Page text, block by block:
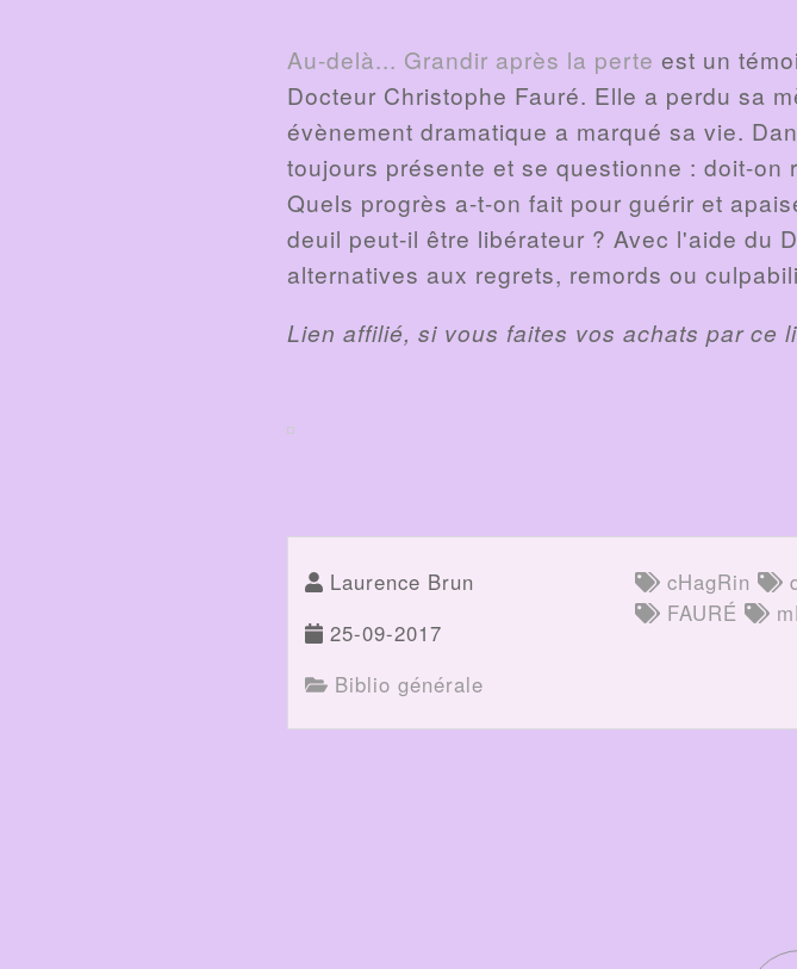
Au-delà... Grandir après la perte est un
Docteur Christophe Fauré. Elle a perdu sa
évènement dramatique a marqué sa vie.
toujours présente et se questionne : doit-
Quels progrès a-t-on fait pour guérir et
deuil peut-il être libérateur ? Avec l'aide du
alternatives aux regrets, remords ou
Lien affilié, si vous faites vos achats par ce
Laurence Brun
25-09-2017
Biblio générale
cHagRin
FAURÉ